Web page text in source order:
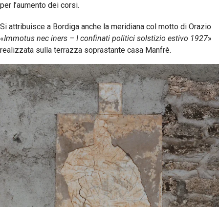
per l’aumento dei corsi.
Si attribuisce a Bordiga anche la meridiana col motto di Orazio
«Immotus nec iners – I confinati politici solstizio estivo 1927»
realizzata sulla terrazza soprastante casa Manfrè.